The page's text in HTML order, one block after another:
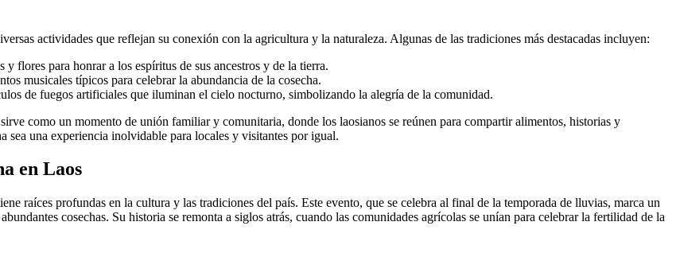
actividades que reflejan su conexión con la agricultura y la naturaleza. Algunas de las tradiciones más destacadas incluyen:
flores para honrar a los espíritus de sus ancestros y de la tierra.
musicales típicos para celebrar la abundancia de la cosecha.
de fuegos artificiales que iluminan el cielo nocturno, simbolizando la alegría de la comunidad.
como un momento de unión familiar y comunitaria, donde los laosianos se reúnen para compartir alimentos, historias y
sea una experiencia inolvidable para locales y visitantes por igual.
en Laos
raíces profundas en la cultura y las tradiciones del país. Este evento, que se celebra al final de la temporada de lluvias, marca un
cosechas. Su historia se remonta a siglos atrás, cuando las comunidades agrícolas se unían para celebrar la fertilidad de la